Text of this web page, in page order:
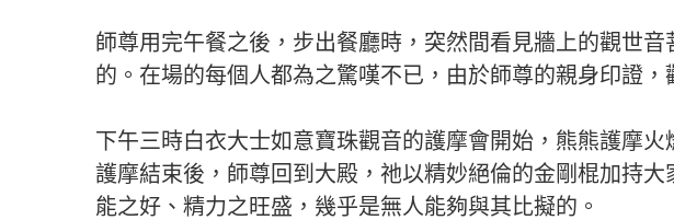
師尊用完午餐之後，步出餐廳時，突然間看見牆上的觀世
的。在場的每個人都為之驚嘆不已，由於師尊的親身印證，
下午三時白衣大士如意寶珠觀音的護摩會開始，熊熊護摩
護摩結束後，師尊回到大殿，祂以精妙絕倫的金剛棍加持
能之好、精力之旺盛，幾乎是無人能夠與其比擬的。